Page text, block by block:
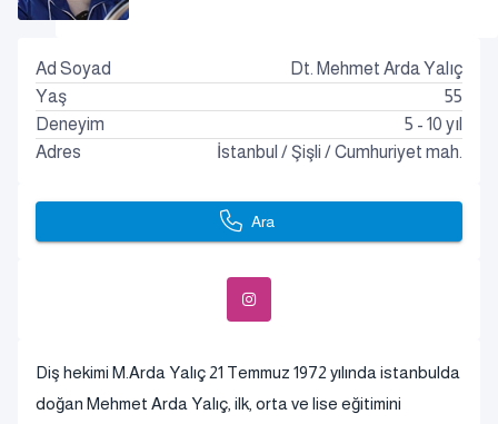
Diş hekimi M.Arda Yalıç 21 Temmuz 1972 yılında istanbulda
doğan Mehmet Arda Yalıç, ilk, orta ve lise eğitimini
Ad Soyad
Dt. Mehmet Arda Yalıç
Yaş
55
Deneyim
5 - 10 yıl
Adres
İstanbul /Şişli /Cumhuriyet mah.
Ara